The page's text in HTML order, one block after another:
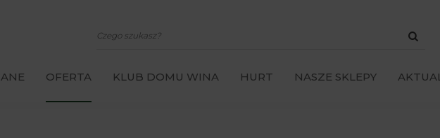
OFERTA KLUB DOMU WINA HURT NASZE SKLEPY